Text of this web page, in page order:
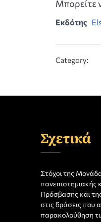
Μπορείτε
Εκδότης
Category:
Σχετικά
Στόχοι της
πανεπιστημιακής
Πρόσβασης και
στις δράσεις που
παρακολούθηση